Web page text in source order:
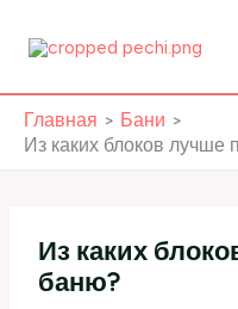
Главная
Бани
Из каких блоков лучше
Из каких
баню?